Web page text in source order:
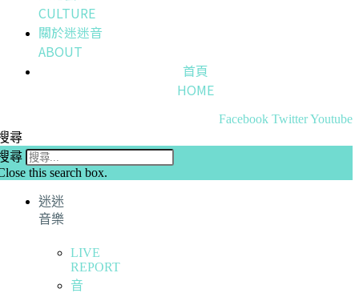
CULTURE
關於迷迷音
ABOUT
首頁
HOME
Facebook TwitterYoutube
尋
尋
this search box.
迷迷
音樂
LIVE
REPORT
音